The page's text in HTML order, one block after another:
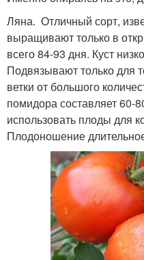
Ляна. Отличный сорт,
выращивают только в
всего 84-93 дня. Куст
Подвязывают только для
ветки от большого
помидора составляет 60-
использовать плоды для
Плодоношение